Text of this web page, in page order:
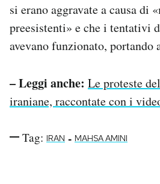
si erano aggravate a causa di
preesistenti» e che i tentativi
avevano funzionato, portando
– Leggi anche: Le proteste
iraniane, raccontate con i
Tag: IRAN - MAHSA AMINI